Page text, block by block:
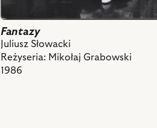
nim
obiektów
Fantazy
Juliusz Słowacki
Reżyseria: Mikołaj Grabowski
1986